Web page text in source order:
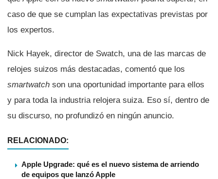
caso de que se cumplan las expectativas previstas por
los expertos.
Nick Hayek, director de Swatch, una de las marcas de
relojes suizos más destacadas, comentó que los
smartwatch son una oportunidad importante para ellos
y para toda la industria relojera suiza. Eso sí­, dentro de
su discurso, no profundizó en ningún anuncio.
RELACIONADO:
Apple Upgrade: qué es el nuevo sistema de arriendo
de equipos que lanzó Apple